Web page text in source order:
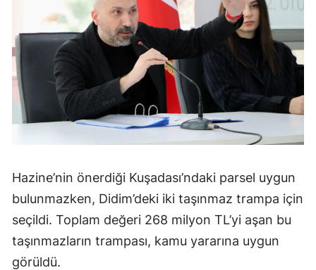
Hazine’nin önerdiği Kuşadası’ndaki parsel uygun
bulunmazken, Didim’deki iki taşınmaz trampa için
seçildi. Toplam değeri 268 milyon TL’yi aşan bu
taşınmazların trampası, kamu yararına uygun
görüldü.